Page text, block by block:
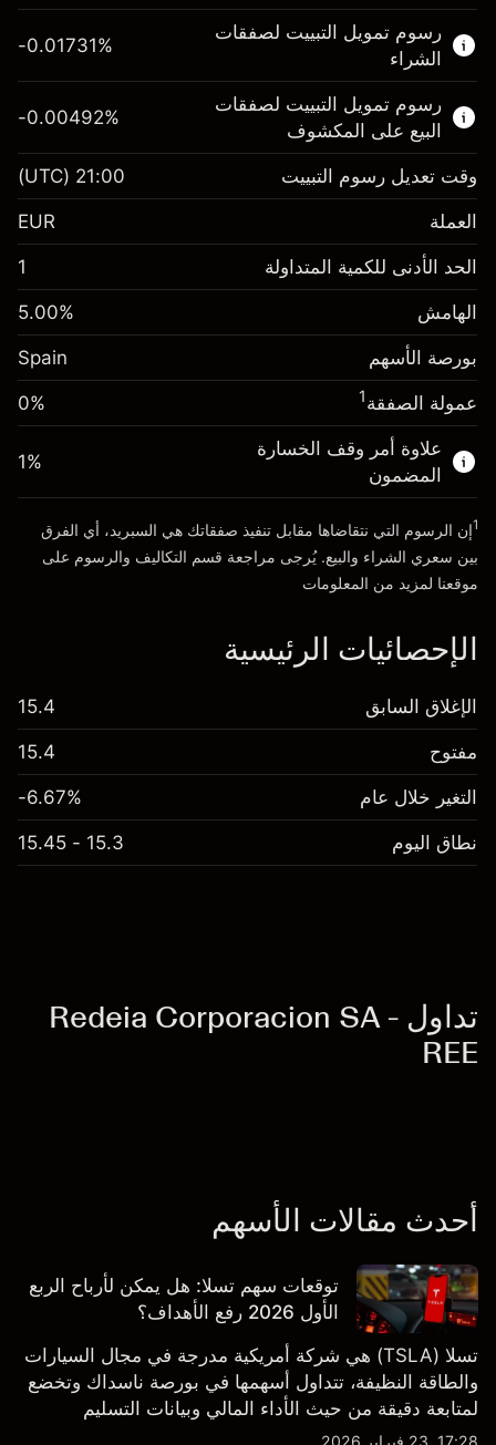
هذا السوق المالي متاح للتداول من خلال عقود
الفروقات.
اعرف المزيد عن:
عقود الفروقات
رسوم تمويل التبييت لصفقات
الشراء
€1,000.00
رسوم التبييت
الرسوم من قيمة الصفقة الكاملة
%
(-€3.46)
حجم الصفقة بالرافعة المالية ~€20,000.00
الأموال من الرافعة المالية ~ دولار
انتقل إلى المنصة
-0.01731%
رسوم تمويل التبييت لصفقات
البيع على المكشوف
الهامش. استثمارك €1,000.00
رسوم التبييت
الرسوم من قيمة الصفقة الكاملة
-0.004915
%
(-€0.98)
حجم الصفقة بالرافعة المالية ~
الأموال من الرافعة المالية ~ دولار
انتقل إلى المنصة
-0.00492%
وقت تعديل رسوم التبييت 21:00
(UTC)
العملة EUR
الحد الأدنى للكمية المتداولة 1
الهامش 5.00%
بورصة الأسهم Spain
عمولة الصفقة1
0%
علاوة أمر وقف الخسارة
المضمون
1%
1إن الرسوم التي نتقاضاها مقابل تنفيذ صفقاتك هي السبريد، أي الفرق
بين سعري الشراء والبيع. يُرجى مراجعة قسم التكاليف والرسوم على
موقعنا لمزيد من المعلومات
الإحصائيات الرئيسية
الإغلاق السابق 15.4
مفتوح 15.4
التغير خلال عام -6.67%
نطاق اليوم 15.3 - 15.45
تداول Redeia Corporacion SA -
REE
أحدث مقالات الأسهم
توقعات سهم تسلا: هل يمكن لأرباح الربع
الأول 2026 رفع الأهداف؟
تسلا (TSLA) هي شركة أمريكية مدرجة في مجال السيارات
والطاقة النظيفة، تتداول أسهمها في بورصة ناسداك وتخضع
لمتابعة دقيقة من حيث الأداء المالي وبيانات التسليم
والتطورات في التكنولوجيا والتصنيع. استكشف أهداف أسعار
17:28, 23 فبراير 2026